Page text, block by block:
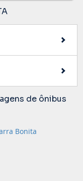
de ônibus
Bonita